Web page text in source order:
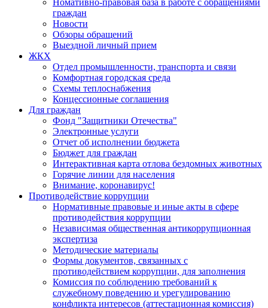
Номативно-правовая база в работе с обращениями
граждан
Новости
Обзоры обращений
Выездной личный прием
ЖКХ
Отдел промышленности, транспорта и связи
Комфортная городская среда
Схемы теплоснабжения
Концессионные соглашения
Для граждан
Фонд "Защитники Отечества"
Электронные услуги
Отчет об исполнении бюджета
Бюджет для граждан
Интерактивная карта отлова бездомных животных
Горячие линии для населения
Внимание, коронавирус!
Противодействие коррупции
Нормативные правовые и иные акты в сфере
противодействия коррупции
Независимая общественная антикоррупционная
экспертиза
Методические материалы
Формы документов, связанных с
противодействием коррупции, для заполнения
Комиссия по соблюдению требований к
служебному поведению и урегулированию
конфликта интересов (аттестационная комиссия)